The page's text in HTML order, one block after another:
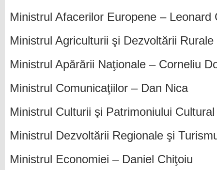
Ministrul Afacerilor Europene – Leonard
Ministrul Agriculturii şi Dezvoltării
Ministrul Apărării Naţionale – Corneliu
Ministrul Comunicaţiilor – Dan Nica
Ministrul Culturii şi Patrimoniului
Ministrul Dezvoltării Regionale şi
Ministrul Economiei – Daniel Chiţoiu